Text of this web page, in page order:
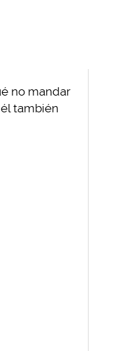
no mandar
también